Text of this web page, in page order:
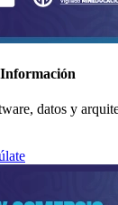
datos y